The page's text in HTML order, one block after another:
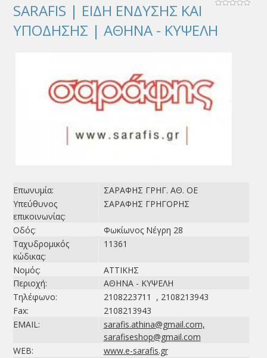
SARAFIS | ΕΙΔΗ ΕΝΔΥΣΗΣ ΚΑΙ
ΥΠΟΔΗΣΗΣ | ΑΘΗΝΑ - ΚΥΨΕΛΗ
Επωνυμία:
ΣΑΡΑΦΗΣ ΓΡΗΓ. ΑΘ. ΟΕ
Υπεύθυνος
επικοινωνίας:
ΣΑΡΑΦΗΣ ΓΡΗΓΟΡΗΣ
Οδός:
Φωκίωνος Νέγρη 28
Ταχυδρομικός
κώδικας:
11361
Νομός:
ΑΤΤΙΚΗΣ
Περιοχή:
ΑΘΗΝΑ - ΚΥΨΕΛΗ
Τηλέφωνο:
2108223711 , 2108213943
Fax:
2108213943
EMAIL:
sarafis.athina@gmail.com,
sarafiseshop@gmail.com
WEB:
www.e-sarafis.gr